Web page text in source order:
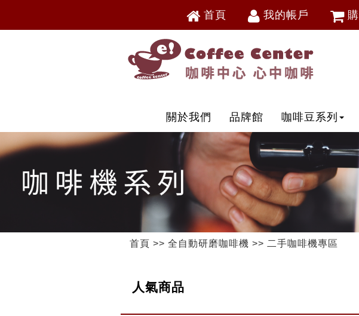
首頁 我的帳戶
忘記密碼
加入會員
VIP申請
關於我們 品牌館 咖啡豆系列
首頁 >> 全自動研磨咖啡機 >> 二手咖啡機專區
人氣商品